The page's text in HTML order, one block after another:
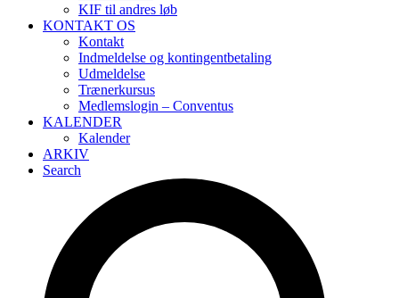
KIF til andres løb
KONTAKT OS
Kontakt
Indmeldelse og kontingentbetaling
Udmeldelse
Trænerkursus
Medlemslogin – Conventus
KALENDER
Kalender
ARKIV
Search